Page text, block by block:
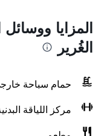
المزايا
الغُرير
حمام سباحة
مركز اللياقة